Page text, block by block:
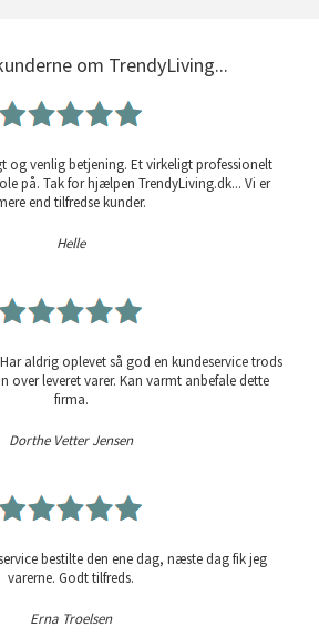
om TrendyLiving...
og venlig betjening. Et virkeligt professionelt
på. Tak for hjælpen TrendyLiving.dk... Vi er
end tilfredse kunder.
Helle
aldrig oplevet så god en kundeservice trods
over leveret varer. Kan varmt anbefale dette
firma.
Dorthe Vetter Jensen
bestilte den ene dag, næste dag fik jeg
varerne. Godt tilfreds.
Erna Troelsen